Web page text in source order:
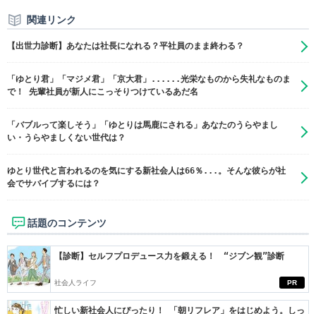
関連リンク
【出世力診断】あなたは社長になれる？平社員のまま終わる？
「ゆとり君」「マジメ君」「京大君」......光栄なものから失礼なものま
で！ 先輩社員が新人にこっそりつけているあだ名
「バブルって楽しそう」「ゆとりは馬鹿にされる」あなたのうらやまし
い・うらやましくない世代は？
ゆとり世代と言われるのを気にする新社会人は66％...。そんな彼らが社
会でサバイブするには？
話題のコンテンツ
PR
【診断】セルフプロデュース力を鍛える！ “ジブン観”診断
社会人ライフ
忙しい新社会人にぴったり！ 「朝リフレア」をはじめよう。しっ